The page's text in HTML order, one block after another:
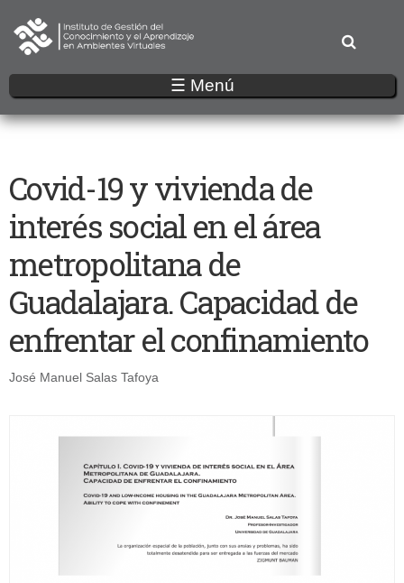
al
contenido
principal
☰ Menú
Covid-19 y vivienda de
interés social en el área
metropolitana de
Guadalajara. Capacidad de
enfrentar el confinamiento
José Manuel Salas Tafoya